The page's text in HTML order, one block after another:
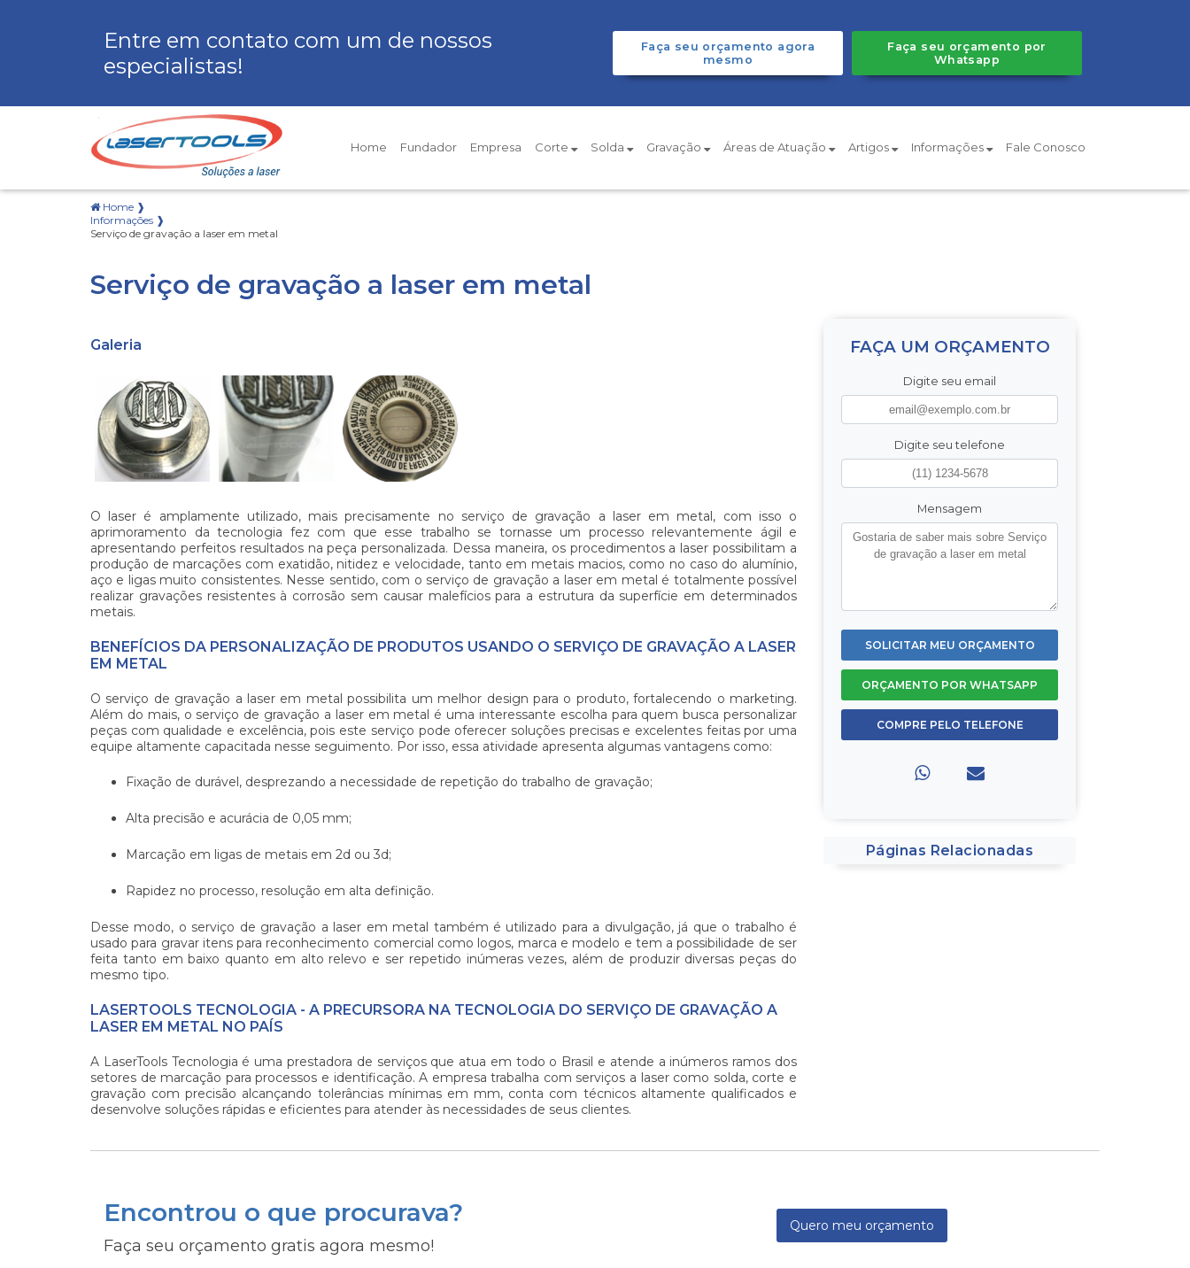
Entre em contato com um de nossos
especialistas!
Faça seu orçamento agora
mesmo
Faça seu orçamento por
Whatsapp
Home Fundador Empresa Corte Solda Gravação Áreas de Atuação Artigos Informações Fale Conosco
Home ❱
Informações ❱
Serviço de gravação a laser em metal
Serviço de gravação a laser em metal
Galeria
O laser é amplamente utilizado, mais precisamente no serviço de gravação a laser em metal, com isso o
aprimoramento da tecnologia fez com que esse trabalho se tornasse um processo relevantemente ágil e
apresentando perfeitos resultados na peça personalizada. Dessa maneira, os procedimentos a laser possibilitam a
produção de marcações com exatidão, nitidez e velocidade, tanto em metais macios, como no caso do alumínio,
aço e ligas muito consistentes. Nesse sentido, com o serviço de gravação a laser em metal é totalmente possível
realizar gravações resistentes à corrosão sem causar malefícios para a estrutura da superfície em determinados
metais.
BENEFÍCIOS DA PERSONALIZAÇÃO DE PRODUTOS USANDO O SERVIÇO DE GRAVAÇÃO A LASER
EM METAL
O serviço de gravação a laser em metal possibilita um melhor design para o produto, fortalecendo o marketing.
Além do mais, o serviço de gravação a laser em metal é uma interessante escolha para quem busca personalizar
peças com qualidade e excelência, pois este serviço pode oferecer soluções precisas e excelentes feitas por uma
equipe altamente capacitada nesse seguimento. Por isso, essa atividade apresenta algumas vantagens como:
Fixação de durável, desprezando a necessidade de repetição do trabalho de gravação;
Alta precisão e acurácia de 0,05 mm;
Marcação em ligas de metais em 2d ou 3d;
Rapidez no processo, resolução em alta definição.
Desse modo, o serviço de gravação a laser em metal também é utilizado para a divulgação, já que o trabalho é
usado para gravar itens para reconhecimento comercial como logos, marca e modelo e tem a possibilidade de ser
feita tanto em baixo quanto em alto relevo e ser repetido inúmeras vezes, além de produzir diversas peças do
mesmo tipo.
LASERTOOLS TECNOLOGIA - A PRECURSORA NA TECNOLOGIA DO SERVIÇO DE GRAVAÇÃO A
LASER EM METAL NO PAÍS
A LaserTools Tecnologia é uma prestadora de serviços que atua em todo o Brasil e atende a inúmeros ramos dos
setores de marcação para processos e identificação. A empresa trabalha com serviços a laser como solda, corte e
gravação com precisão alcançando tolerâncias mínimas em mm, conta com técnicos altamente qualificados e
desenvolve soluções rápidas e eficientes para atender às necessidades de seus clientes.
FAÇA UM ORÇAMENTO
Digite seu email
Digite seu telefone
Mensagem
SOLICITAR MEU ORÇAMENTO
ORÇAMENTO POR WHATSAPP
COMPRE PELO TELEFONE
Páginas Relacionadas
Encontrou o que procurava?
Faça seu orçamento gratis agora mesmo!
Quero meu orçamento